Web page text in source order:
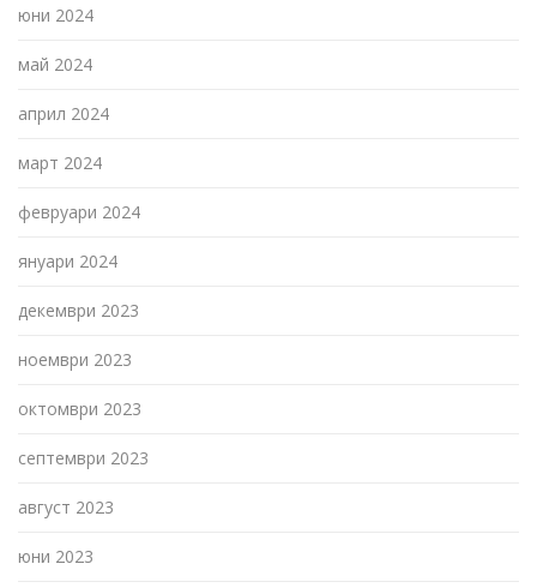
юни 2024
май 2024
април 2024
март 2024
февруари 2024
януари 2024
декември 2023
ноември 2023
октомври 2023
септември 2023
август 2023
юни 2023